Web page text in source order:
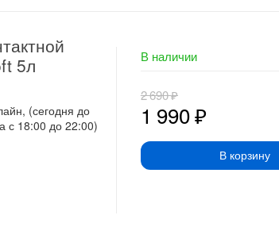
5л
(сегодня до
с 18:00 до 22:00)
В наличии
1 990₽
2 690₽
В корзину